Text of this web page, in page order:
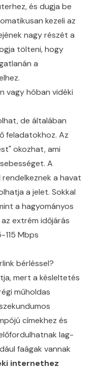
és dugja be
kezeli az
nagy részét a
tölteni, hogy
a
vagy hóban vidéki
de általában
feladatokhoz. Az
okozhat, ami
A
a havat
a jelet. Sokkal
a hagyományos
extrém időjárás
Mbps
bérléssel?
mert a késleltetés
műholdas
címekhez és
lag-
faágak vannak
internethez